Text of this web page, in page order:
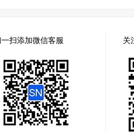
扫添加微信客服 关